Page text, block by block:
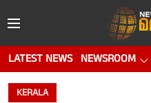
LATEST NEWS NEWSROOM
KERALA